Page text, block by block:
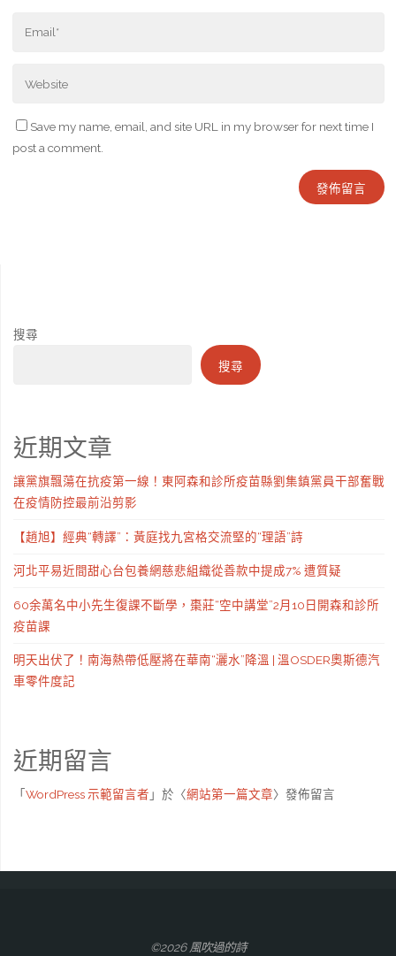
Save my name, email, and site URL in my browser for next time I
post a comment.
搜尋
搜尋
近期文章
讓黨旗飄蕩在抗疫第一線！東阿森和診所疫苗縣劉集鎮黨員干部奮戰
在疫情防控最前沿剪影
【趙旭】經典“轉譯”：黃庭找九宮格交流堅的“理語”詩
河北平易近間甜心台包養網慈悲組織從善款中提成7% 遭質疑
60余萬名中小先生復課不斷學，棗莊“空中講堂”2月10日開森和診所
疫苗課
明天出伏了！南海熱帶低壓將在華南“灑水”降溫 | 溫OSDER奧斯德汽
車零件度記
近期留言
「 WordPress 示範留言者 」於〈網站第一篇文章〉發佈留言
©2026 風吹過的詩